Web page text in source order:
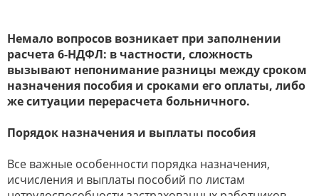
Немало вопросов возникает при заполнении
расчета 6-НДФЛ: в частности, сложность
вызывают непонимание разницы между сроком
назначения пособия и сроками его оплаты, либо
же ситуации перерасчета больничного.
Порядок назначения и выплаты пособия
Все важные особенности порядка назначения,
исчисления и выплаты пособий по листам